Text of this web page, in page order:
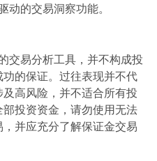
动的交易洞察功能。
交易分析工具，并不构成投
的保证。过往表现并不代
高风险，并不适合所有投
投资资金，请勿使用无法
并应充分了解保证金交易